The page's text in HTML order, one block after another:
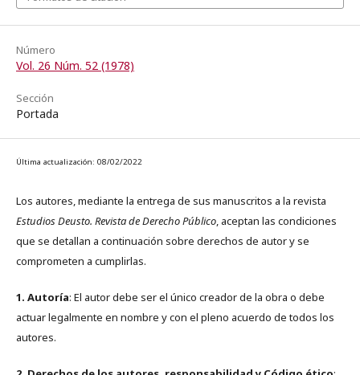
Número
Vol. 26 Núm. 52 (1978)
Sección
Portada
Última actualización: 08/02/2022
Los autores, mediante la entrega de sus manuscritos a la revista
Estudios Deusto. Revista de Derecho Público, aceptan las condiciones
que se detallan a continuación sobre derechos de autor y se
comprometen a cumplirlas.
1. Autoría: El autor debe ser el único creador de la obra o debe
actuar legalmente en nombre y con el pleno acuerdo de todos los
autores.